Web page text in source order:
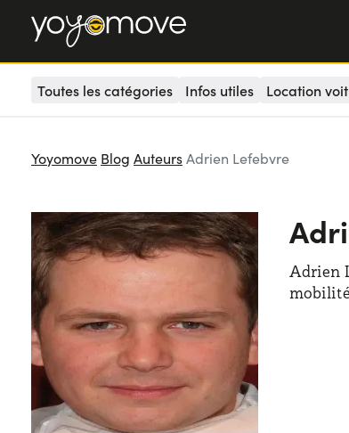
Toutes les catégories Infos utiles Location
Yoyomove Blog AuteursAdrien Lefebvre
Adrien